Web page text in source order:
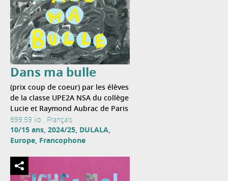
Dans ma bulle
(prix coup de coeur) par les élèves
de la classe UPE2A NSA du collège
Lucie et Raymond Aubrac de Paris
699,59 ko , Français
10/15 ans, 2024/25, DULALA,
Europe, Francophone